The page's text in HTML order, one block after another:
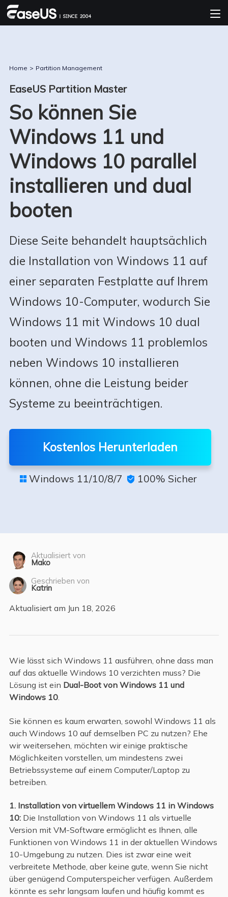
Home > Partition Management
EaseUS Partition Master
So können Sie
Windows 11 und
Windows 10 parallel
installieren und dual
booten
Diese Seite behandelt hauptsächlich
die Installation von Windows 11 auf
einer separaten Festplatte auf Ihrem
Windows 10-Computer, wodurch Sie
Windows 11 mit Windows 10 dual
booten und Windows 11 problemlos
neben Windows 10 installieren
können, ohne die Leistung beider
Systeme zu beeinträchtigen.
Kostenlos Herunterladen
 Windows 11/10/8/7  100% Sicher
Aktualisiert von
Mako
Geschrieben von
Katrin
Aktualisiert am Jun 18, 2026
Wie lässt sich Windows 11 ausführen, ohne dass man
auf das aktuelle Windows 10 verzichten muss? Die
Lösung ist ein Dual-Boot von Windows 11 und
Windows 10.
Sie können es kaum erwarten, sowohl Windows 11 als
auch Windows 10 auf demselben PC zu nutzen? Ehe
wir weitersehen, möchten wir einige praktische
Möglichkeiten vorstellen, um mindestens zwei
Betriebssysteme auf einem Computer/Laptop zu
betreiben.
1. Installation von virtuellem Windows 11 in Windows
10: Die Installation von Windows 11 als virtuelle
Version mit VM-Software ermöglicht es Ihnen, alle
Funktionen von Windows 11 in der aktuellen Windows
10-Umgebung zu nutzen. Dies ist zwar eine weit
verbreitete Methode, aber keine gute, wenn Sie nicht
über genügend Computerspeicher verfügen. Außerdem
könnte es sehr langsam laufen und häufig kommt es